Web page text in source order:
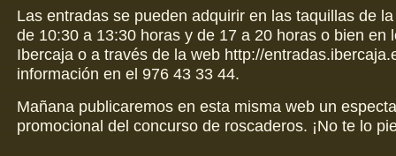
Las entradas se pueden adquirir en las taquillas de
de 10:30 a 13:30 horas y de 17 a 20 horas o bien en
Ibercaja o a través de la web http://
información en el 976 43 33 44.
Mañana publicaremos en esta misma web un
promocional del concurso de roscaderos. ¡No te lo